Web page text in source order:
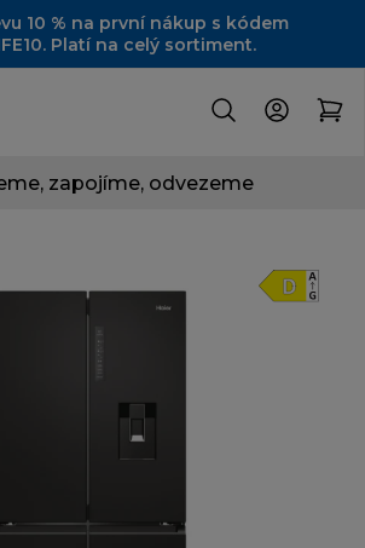
10 % na první nákup s kódem
Platí na celý sortiment.
zapojíme, odvezeme